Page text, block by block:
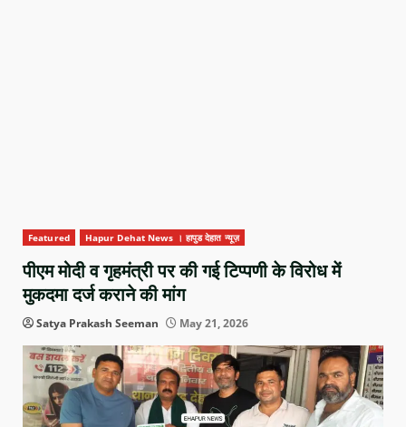
Featured Hapur Dehat News । हापुड देहात न्यूज़
पीएम मोदी व गृहमंत्री पर की गई टिप्पणी के विरोध में
मुकदमा दर्ज कराने की मांग
Satya Prakash Seeman May 21, 2026